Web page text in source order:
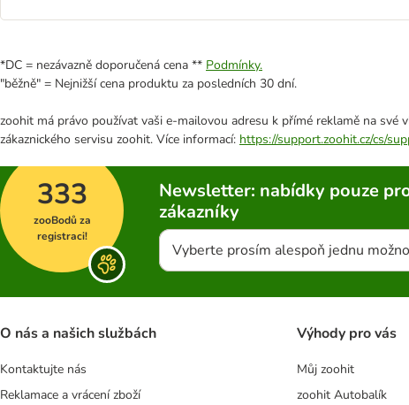
*DC = nezávazně doporučená cena ** Podmínky.
"běžně" = Nejnižší cena produktu za posledních 30 dní.
zoohit má právo používat vaši e-mailovou adresu k přímé reklamě na
zákaznického servisu zoohit. Více informací: https://support.zoohit.cz/cs/
333
zooBodů za
registraci!
Newsletter: nabídky pouze
zákazníky
Vyberte prosím alespoň jednu
O nás a našich službách
Kontaktujte nás
Reklamace a vrácení zboží
Výhody pro vás
Můj zoohit
zoohit Autobalík